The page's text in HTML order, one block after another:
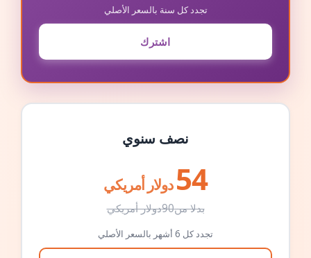
تجدد كل سنة بالسعر الأصلي
اشترك
نصف سنوي
54 دولار أمريكي
بدلا من90دولار أمريكي
تجدد كل 6 أشهر بالسعر الأصلي